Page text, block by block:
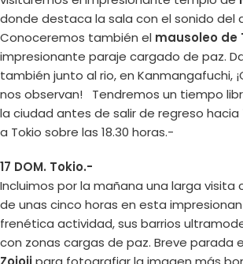
donde destaca la sala con el sonido del
Conoceremos también el mausoleo de
impresionante paraje cargado de paz.
también junto al rio, en Kanmangafuchi,
nos observan! Tendremos un tiempo
la ciudad antes de salir de regreso hacia
a Tokio sobre las 18.30 horas.-
17 DOM. Tokio.-
Incluimos por la mañana una larga visita
de unas cinco horas en esta
frenética actividad, sus barrios
con zonas cargas de paz. Breve parada